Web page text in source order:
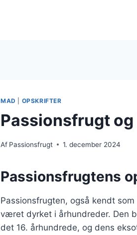
MAD OPSKRIFTER
Passionsfrugt
Af Passionsfrugt 1. december 2024
Passionsfrugtens
Passionsfrugten, også kendt
været dyrket i århundreder. Den
det 16. århundrede, og dens